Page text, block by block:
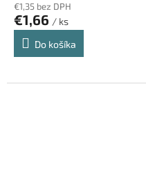
€1,35 bez DPH
€1,66 / ks
Do košíka